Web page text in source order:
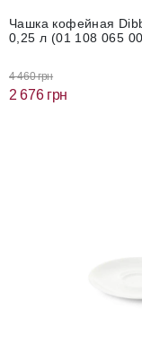
Чашка кофейная
0,25 л (01 108 065
4 460 грн
2 676 грн